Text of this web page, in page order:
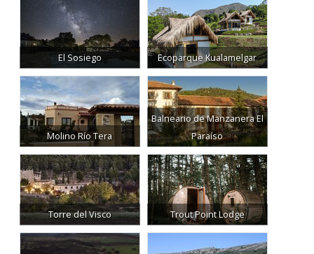
El Sosiego Ecoparque Kualamelgar
Molino Río Tera
Balneario de Manzanera El
Paraíso
Torre del Visco Trout Point Lodge